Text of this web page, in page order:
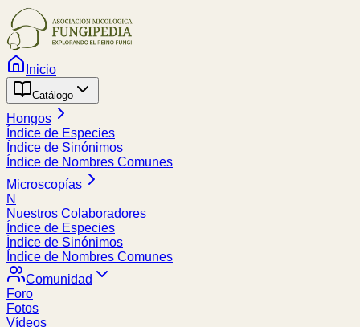
Inicio
Catálogo
Hongos
Índice de Especies
Índice de Sinónimos
Índice de Nombres Comunes
Microscopías
N
Nuestros Colaboradores
Índice de Especies
Índice de Sinónimos
Índice de Nombres Comunes
Comunidad
Foro
Fotos
Vídeos